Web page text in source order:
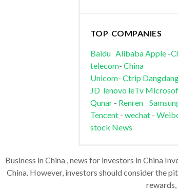
TOP COMPANIES
Baidu AlibabaApple-
telecom- China
Unicom- Ctrip
JD lenovo leTv
Qunar- Renren
Tencent- wechat -
stock News
Business in China , news for investors in China
China. However, investors should consider the